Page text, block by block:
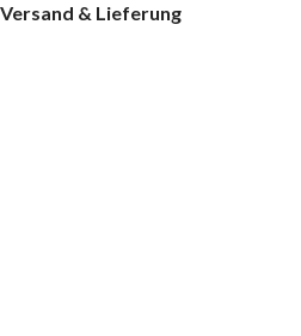
Versand & Lieferung